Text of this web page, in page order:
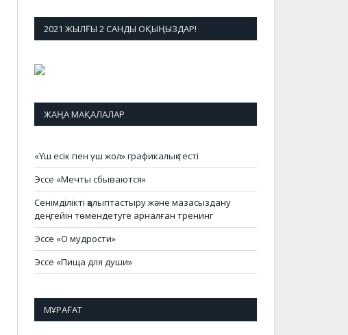
2021 ЖЫЛҒЫ 2 САНДЫ ОҚЫҢЫЗДАР!
ЖАҢА МАҚАЛАЛАР
«Үш есік пен үш жол» графикалық тесті
Эссе «Мечты сбываются»
Сенімділікті қалыптастыру және мазасыздану
деңгейін төмендетуге арналған тренинг
Эссе «О мудрости»
Эссе «Пища для души»
МҰРАҒАТ